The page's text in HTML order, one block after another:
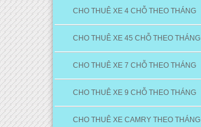
CHO THUÊ XE 4 CHỖ THEO THÁNG
CHO THUÊ XE 45 CHỖ THEO THÁNG
CHO THUÊ XE 7 CHỖ THEO THÁNG
CHO THUÊ XE 9 CHỖ THEO THÁNG
CHO THUÊ XE CAMRY THEO THÁNG